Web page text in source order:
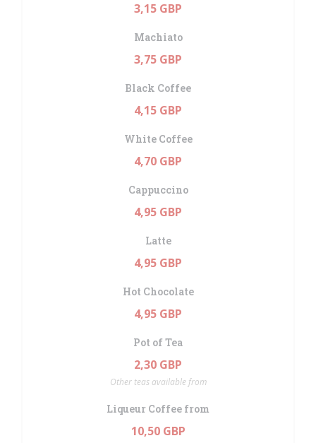
3,15 GBP
Machiato
3,75 GBP
Black Coffee
4,15 GBP
White Coffee
4,70 GBP
Cappuccino
4,95 GBP
Latte
4,95 GBP
Hot Chocolate
4,95 GBP
Pot of Tea
2,30 GBP
Other teas available from
Liqueur Coffee from
10,50 GBP